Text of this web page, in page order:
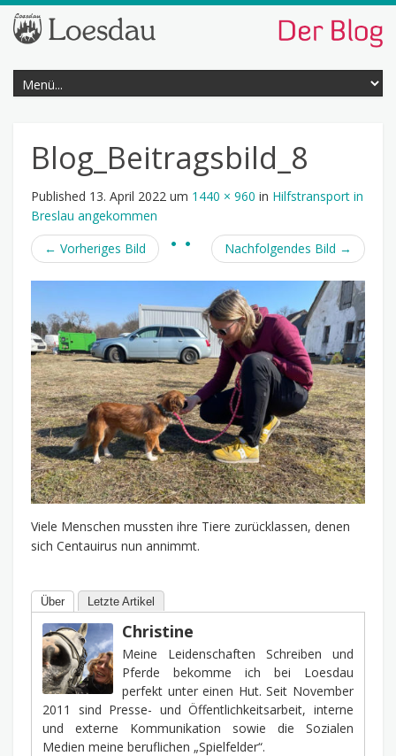
Blog_Beitragsbild_8
Published 13. April 2022 um 1440 × 960 in Hilfstransport in
Breslau angekommen
← Vorheriges Bild Nachfolgendes Bild →
Viele Menschen mussten ihre Tiere zurücklassen, denen
sich Centauirus nun annimmt.
Über Letzte Artikel
Christine
Meine Leidenschaften Schreiben und
Pferde bekomme ich bei Loesdau
perfekt unter einen Hut. Seit November
2011 sind Presse- und Öffentlichkeitsarbeit, interne
und externe Kommunikation sowie die Sozialen
Medien meine beruflichen „Spielfelder“.